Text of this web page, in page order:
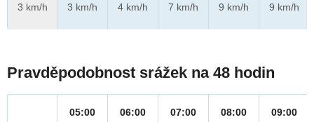
3 km/h
3 km/h
4 km/h
7 km/h
9 km/h
9 km/h
Pravděpodobnost srážek na 48 hodin
05:00
06:00
07:00
08:00
09:00